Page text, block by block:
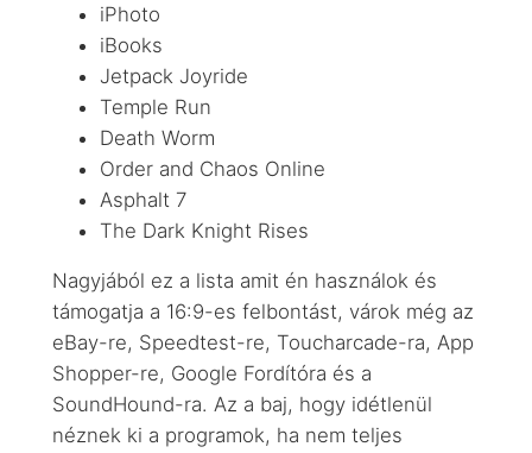
iPhoto
iBooks
Jetpack Joyride
Temple Run
Death Worm
Order and Chaos Online
Asphalt 7
The Dark Knight Rises
Nagyjából ez a lista amit én használok és
támogatja a 16:9-es felbontást, várok még az
eBay-re, Speedtest-re, Toucharcade-ra, App
Shopper-re, Google Fordítóra és a
SoundHound-ra. Az a baj, hogy idétlenül
néznek ki a programok, ha nem teljes